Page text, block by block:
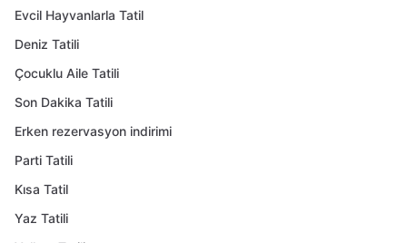
Evcil Hayvanlarla Tatil
Deniz Tatili
Çocuklu Aile Tatili
Son Dakika Tatili
Erken rezervasyon indirimi
Parti Tatili
Kısa Tatil
Yaz Tatili